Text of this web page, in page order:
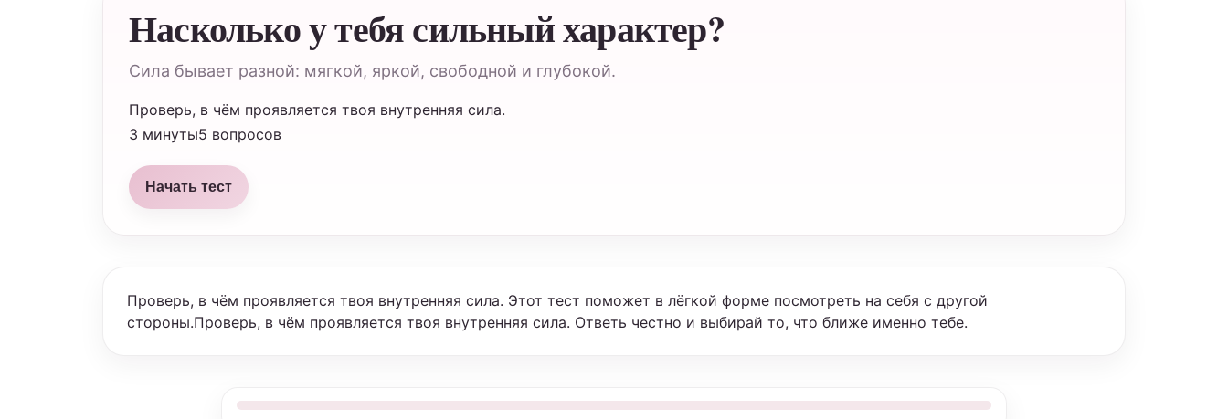
Насколько у тебя сильный характер?
Сила бывает разной: мягкой, яркой, свободной и глубокой.
Проверь, в чём проявляется твоя внутренняя сила.
3 минуты5 вопросов
Начать тест
Проверь, в чём проявляется твоя внутренняя сила. Этот тест поможет в лёгкой форме посмотреть на себя с другой
стороны.Проверь, в чём проявляется твоя внутренняя сила. Ответь честно и выбирай то, что ближе именно тебе.